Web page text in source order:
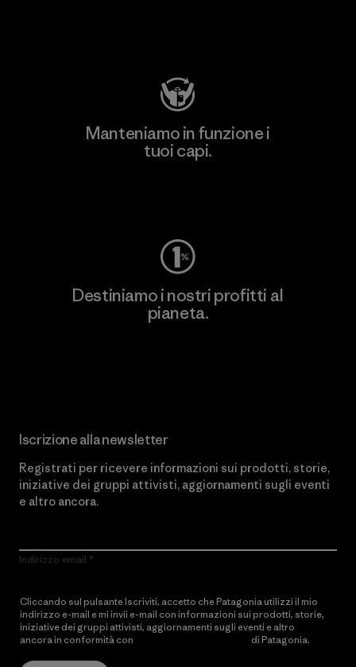
Manteniamo in funzione i
tuoi capi.
Destiniamo i nostri profitti al
pianeta.
Iscrizione alla newsletter
Registrati per ricevere informazioni sui prodotti, storie,
iniziative dei gruppi attivisti, aggiornamenti sugli eventi
e altro ancora.
Indirizzo email
Cliccando sul pulsante Iscriviti, accetto che Patagonia utilizzi il mio
indirizzo e-mail e mi invii e-mail con informazioni sui prodotti, storie,
iniziative dei gruppi attivisti, aggiornamenti sugli eventi e altro
ancora in conformità con
di Patagonia.